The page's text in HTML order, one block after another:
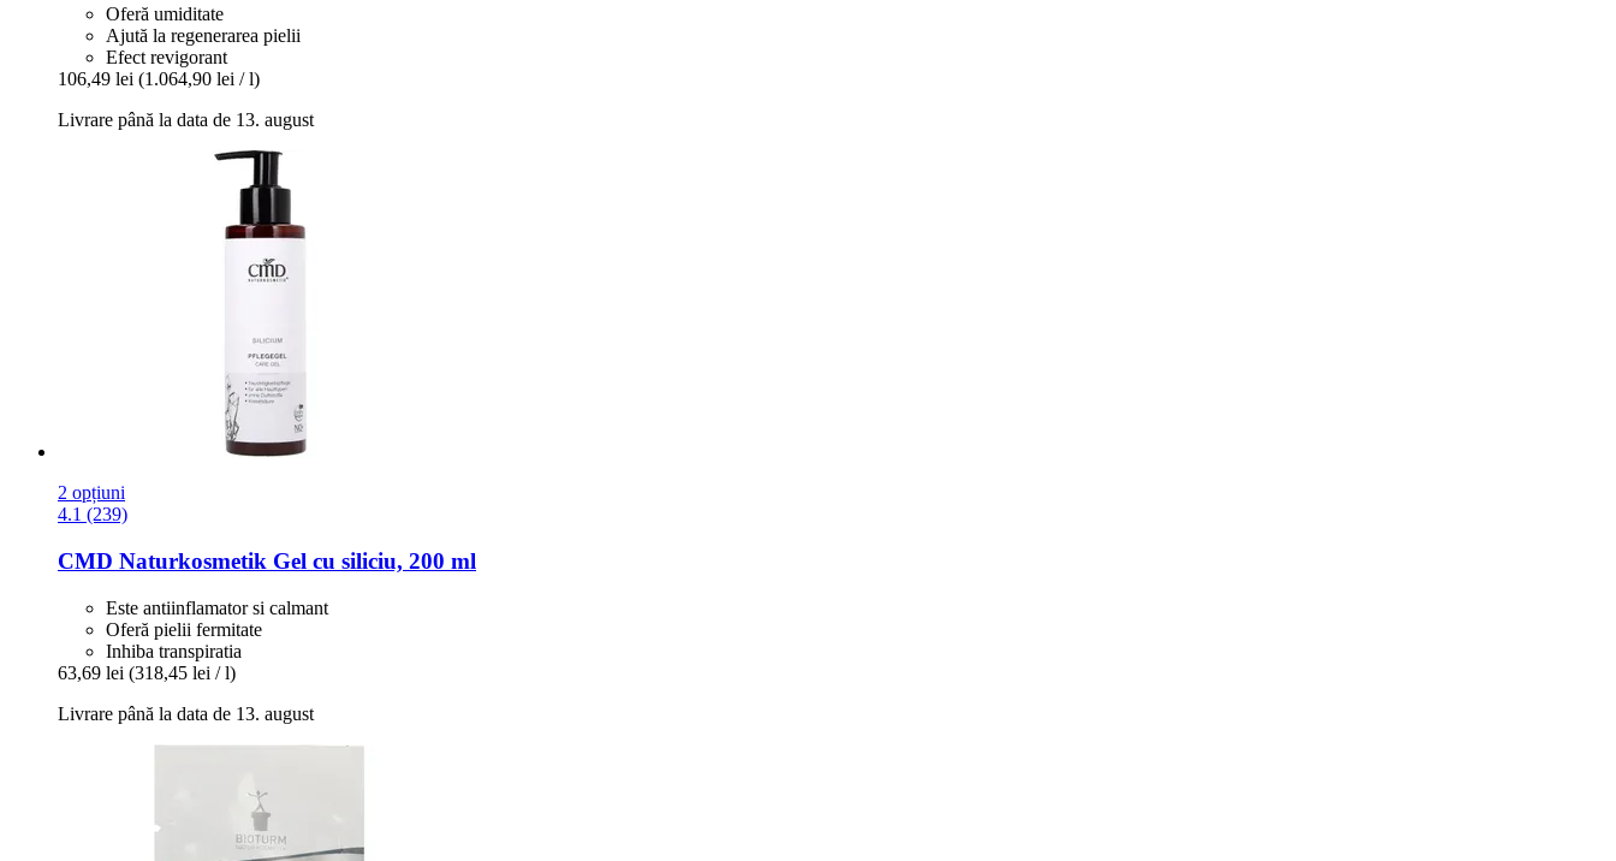
Oferă umiditate
Ajută la regenerarea pielii
Efect revigorant
106,49 lei (1.064,90 lei / l)
Livrare până la data de 13. august
2 opțiuni
4.1 (239)
CMD Naturkosmetik Gel cu siliciu, 200 ml
Este antiinflamator si calmant
Oferă pielii fermitate
Inhiba transpiratia
63,69 lei (318,45 lei / l)
Livrare până la data de 13. august